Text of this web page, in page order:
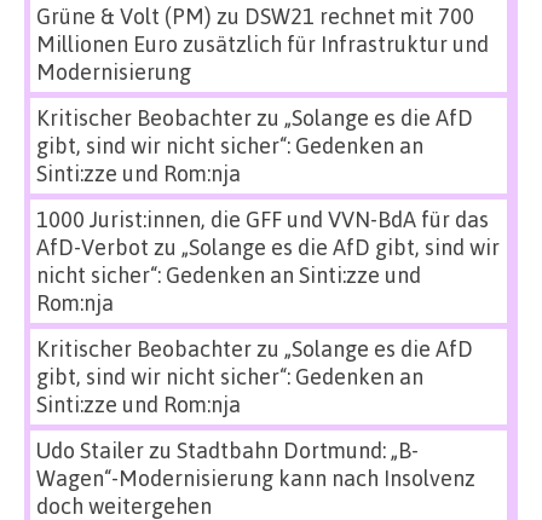
Grüne & Volt (PM) zu DSW21 rechnet mit 700
Millionen Euro zusätzlich für Infrastruktur und
Modernisierung
Kritischer Beobachterzu „Solange es die AfD
gibt, sind wir nicht sicher“: Gedenken an
Sinti:zze und Rom:nja
1000 Jurist:innen, die GFF und VVN-BdA für das
AfD-Verbot zu „Solange es die AfD gibt, sind wir
nicht sicher“: Gedenken an Sinti:zze und
Rom:nja
Kritischer Beobachterzu „Solange es die AfD
gibt, sind wir nicht sicher“: Gedenken an
Sinti:zze und Rom:nja
Udo Stailerzu Stadtbahn Dortmund: „B-
Wagen“-Modernisierung kann nach Insolvenz
doch weitergehen